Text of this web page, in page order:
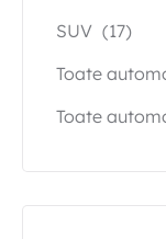
SUV (17)
Toate
Toate